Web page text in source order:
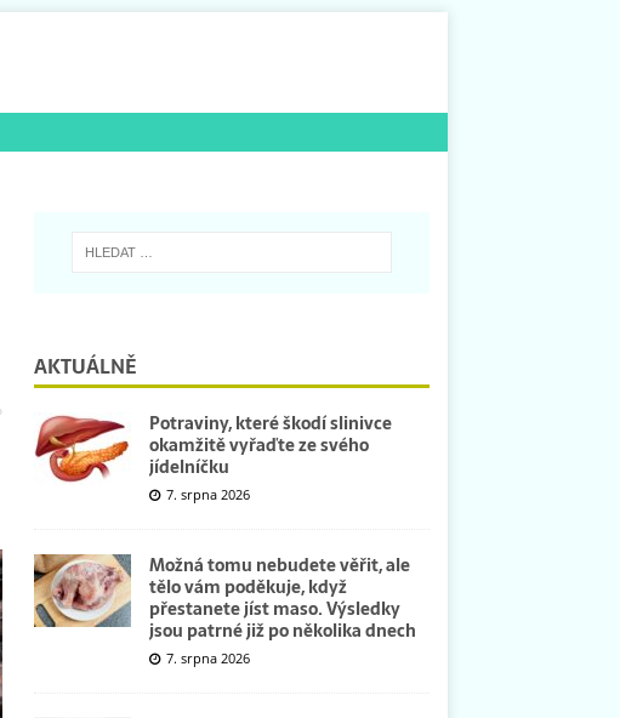
AKTUÁLNĚ
Potraviny, které škodí slinivce
okamžitě vyřaďte ze svého
jídelníčku
7. srpna 2026
Možná tomu nebudete věřit, ale
tělo vám poděkuje, když
přestanete jíst maso. Výsledky
jsou patrné již po několika dnech
7. srpna 2026